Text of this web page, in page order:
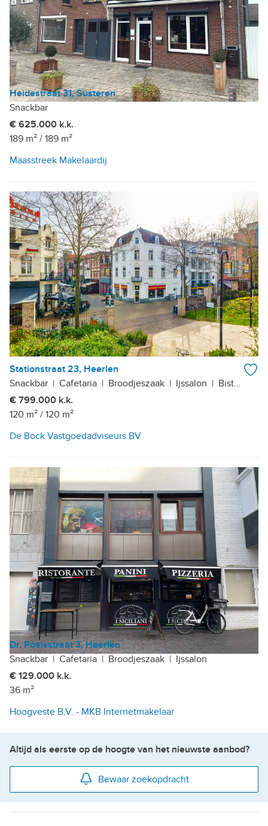
Heidestraat 31, Susteren
Snackbar
€ 625.000 k.k.
189 m² / 189 m²
Maasstreek Makelaardij
Stationstraat 23, Heerlen
Snackbar | Cafetaria | Broodjeszaak | Ijssalon | Bistro
€ 799.000 k.k.
120 m² / 120 m²
De Bock Vastgoedadviseurs BV
Dr. Poelsstraat 3, Heerlen
Snackbar | Cafetaria | Broodjeszaak | Ijssalon
€ 129.000 k.k.
36 m²
Hoogveste B.V. - MKB Internetmakelaar
Altijd als eerste op de hoogte van het nieuwste aanbod?
Bewaar zoekopdracht